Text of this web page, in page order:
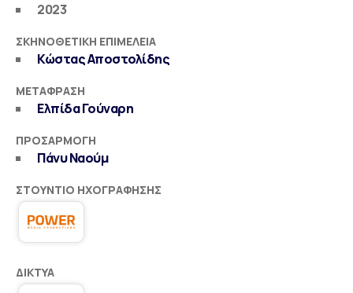
2023
ΣΚΗΝΟΘΕΤΙΚΉ ΕΠΙΜΈΛΕΙΑ
Κώστας Αποστολίδης
ΜΕΤΆΦΡΑΣΗ
Ελπίδα Γούναρη
ΠΡΟΣΑΡΜΟΓΉ
Πάνυ Ναούμ
ΣΤΟΎΝΤΙΟ ΗΧΟΓΡΆΦΗΣΗΣ
ΔΊΚΤΥΑ